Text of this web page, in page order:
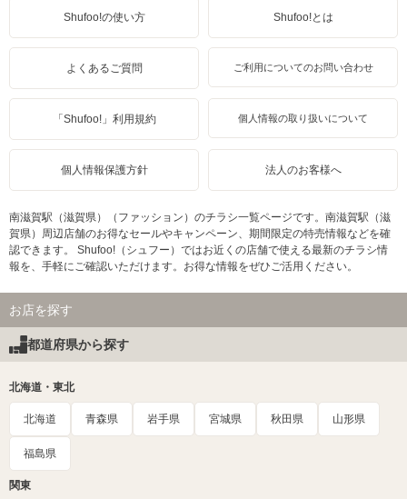
Shufoo!の使い方 Shufoo!とは
よくあるご質問 ご利用についてのお問い合わせ
「Shufoo!」利用規約 個人情報の取り扱いについて
個人情報保護方針 法人のお客様へ
南滋賀駅（滋賀県）（ファッション）のチラシ一覧ページです。南滋賀駅（滋
賀県）周辺店舗のお得なセールやキャンペーン、期間限定の特売情報などを確
認できます。 Shufoo!（シュフー）ではお近くの店舗で使える最新のチラシ情
報を、手軽にご確認いただけます。お得な情報をぜひご活用ください。
お店を探す
都道府県から探す
北海道・東北
北海道 青森県 岩手県 宮城県 秋田県 山形県
福島県
関東